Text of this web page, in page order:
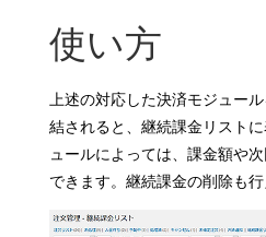
使い方
上述の対応した決済モジュー
結されると、継続課金リスト
ュールによっては、課金額や
できます。継続課金の削除も行